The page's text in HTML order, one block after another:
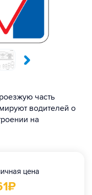
часть
водителей о
на
цена
₽